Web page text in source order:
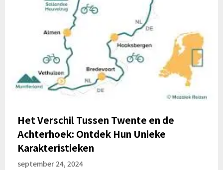
Het Verschil Tussen Twente en de
Achterhoek: Ontdek Hun Unieke
Karakteristieken
september 24, 2024